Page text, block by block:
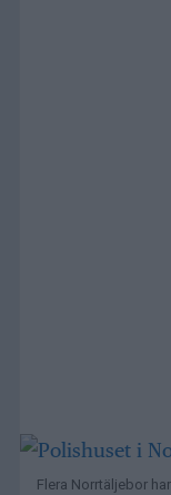
Flera Norrtäljebor